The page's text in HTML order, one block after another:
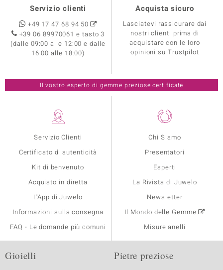
Servizio Clienti
Certificato di autenticità
Kit di benvenuto
Acquisto in diretta
L'App di Juwelo
Informazioni sulla consegna
FAQ - Le domande più comuni
Chi Siamo
Presentatori
Esperti
La Rivista di Juwelo
Newsletter
Il Mondo delle Gemme
Misure anelli
Servizio clienti
+49 17 47 68 94 50
+39 06 89970061 e tasto 3
(dalle 09:00 alle 12:00 e dalle
16:00 alle 18:00)
Acquista sicuro
Lasciatevi rassicurare dai
nostri clienti prima di
acquistare con le loro
opinioni su Trustpilot
Il vostro esperto di gemme preziose certificate
Gioielli Pietre preziose